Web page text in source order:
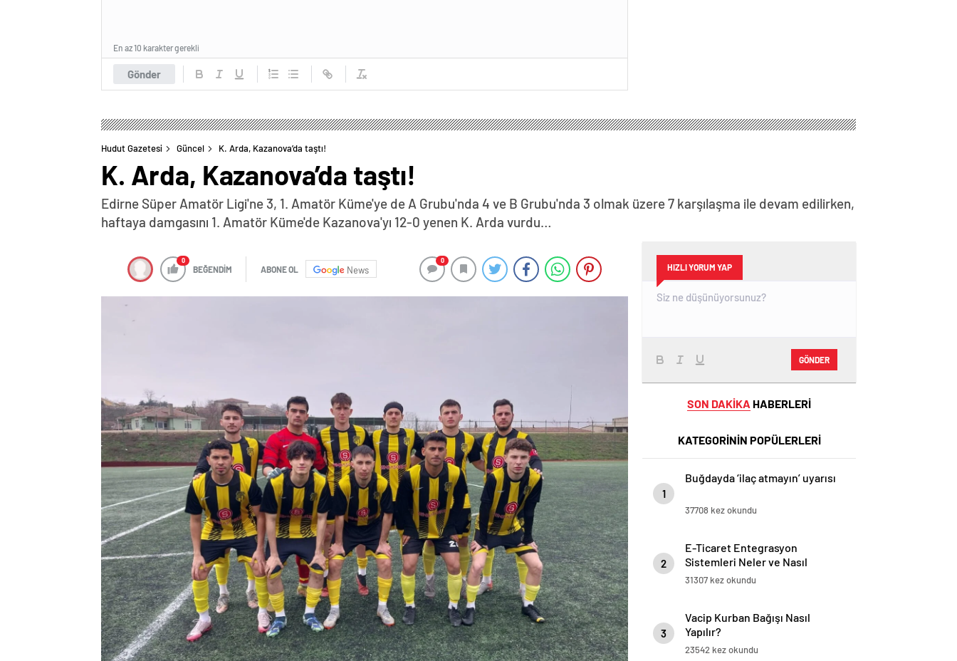
Gönder
En az 10 karakter gerekli
Hudut Gazetesi Güncel K. Arda, Kazanova’da taştı!
K. Arda, Kazanova’da taştı!
Edirne Süper Amatör Ligi'ne 3, 1. Amatör Küme'ye de A Grubu'nda 4 ve B Grubu'nda 3 olmak üzere 7 karşılaşma ile devam edilirken,
haftaya damgasını 1. Amatör Küme'de Kazanova'yı 12-0 yenen K. Arda vurdu…
0
BEĞENDİM ABONE OL News
0
HIZLI YORUM YAP
GÖNDER
SON DAKİKA HABERLERİ
KATEGORİNİN POPÜLERLERİ
1
Buğdayda ‘ilaç atmayın’ uyarısı
37708 kez okundu
2
E-Ticaret Entegrasyon
Sistemleri Neler ve Nasıl
Yapılır?
31307 kez okundu
3
Vacip Kurban Bağışı Nasıl
Yapılır?
23542 kez okundu